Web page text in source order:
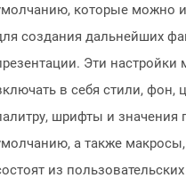
которые можно
создания дальнейших
Эти настройки
в себя стили, фон,
шрифты и значения
а также
из